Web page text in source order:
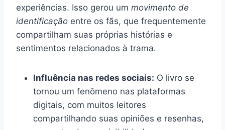
experiências. Isso gerou um movimento de
identificação entre os fãs, que frequentemente
compartilham suas próprias histórias e
sentimentos relacionados à trama.
Influência nas redes sociais: O livro se
tornou um fenômeno nas plataformas
digitais, com muitos leitores
compartilhando suas opiniões e resenhas,